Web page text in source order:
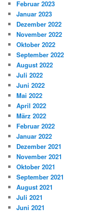
Februar 2023
Januar 2023
Dezember 2022
November 2022
Oktober 2022
September 2022
August 2022
Juli 2022
Juni 2022
Mai 2022
April 2022
März 2022
Februar 2022
Januar 2022
Dezember 2021
November 2021
Oktober 2021
September 2021
August 2021
Juli 2021
Juni 2021